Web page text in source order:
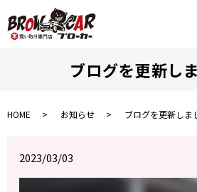
ブログを更新し
HOME お知らせ ブログを更新しま
2023/03/03